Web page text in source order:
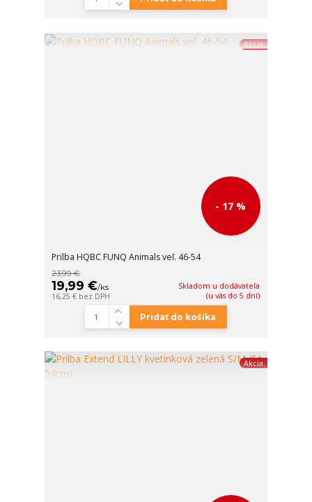
Akcia
- 17 %
Prilba HQBC FUNQ Animals veľ. 46-54
23,99 €
19,99 €/ks
16,25 € bez DPH
Skladom u dodávateľa
(u vás do 5 dní)
Pridať do košíka
Akcia